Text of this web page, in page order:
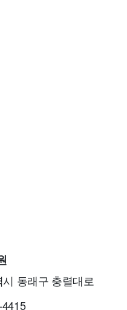
동래구 충렬대로